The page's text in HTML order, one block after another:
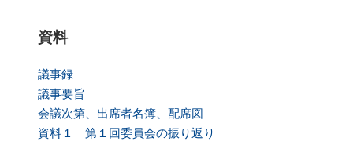
資料
議事録
議事要旨
会議次第、出席者名簿、配席図
資料１ 第１回委員会の振り返り